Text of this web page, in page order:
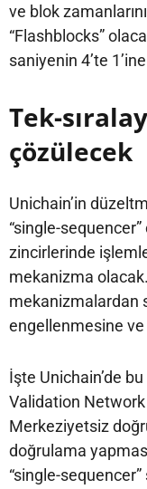
ve blok
“Flashblocks”
saniyenin 4’te
Tek-
çözülecek
Unichain’in
“single-
zincirlerinde
mekanizma
mekanizmalardan
engellenmesine ve
İşte Unichain’de
Validation
Merkeziyetsiz
doğrulama
“single-